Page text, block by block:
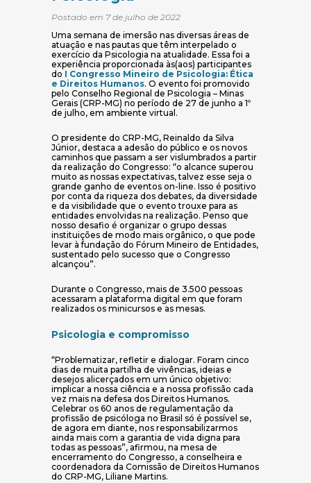
Postado em 7 de julho de 2022
Uma semana de imersão nas diversas áreas de
atuação e nas pautas que têm interpelado o
exercício da Psicologia na atualidade. Essa foi a
experiência proporcionada às(aos) participantes
do I Congresso Mineiro de Psicologia: Ética
e Direitos Humanos(abre em nova janela)
. O evento foi promovido
pelo Conselho Regional de Psicologia – Minas
Gerais (CRP-MG) no período de 27 de junho a 1º
de julho, em ambiente virtual.
O presidente do CRP-MG, Reinaldo da Silva
Júnior, destaca a adesão do público e os novos
caminhos que passam a ser vislumbrados a partir
da realização do Congresso: “o alcance superou
muito as nossas expectativas, talvez esse seja o
grande ganho de eventos on-line. Isso é positivo
por conta da riqueza dos debates, da diversidade
e da visibilidade que o evento trouxe para as
entidades envolvidas na realização. Penso que
nosso desafio é organizar o grupo dessas
instituições de modo mais orgânico, o que pode
levar à fundação do Fórum Mineiro de Entidades,
sustentado pelo sucesso que o Congresso
alcançou”.
Durante o Congresso, mais de 3.500 pessoas
acessaram a plataforma digital em que foram
realizados os minicursos e as mesas.
Psicologia e compromisso
“Problematizar, refletir e dialogar. Foram cinco
dias de muita partilha de vivências, ideias e
desejos alicerçados em um único objetivo:
implicar a nossa ciência e a nossa profissão cada
vez mais na defesa dos Direitos Humanos.
Celebrar os 60 anos de regulamentação da
profissão de psicóloga no Brasil só é possível se,
de agora em diante, nos responsabilizarmos
ainda mais com a garantia de vida digna para
todas as pessoas”, afirmou, na mesa de
encerramento do Congresso, a conselheira e
coordenadora da Comissão de Direitos Humanos
do CRP-MG, Liliane Martins.